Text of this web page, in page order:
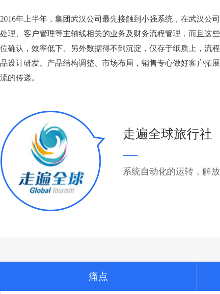
2016年上半年，集团武汉公司最先接触到小强系统，在武汉
处理、客户管理等主轴线相关的业务及财务流程管理，而且这
位确认，效率低下。另外数据得不到沉淀，仅存于纸质上，流
品设计研发、产品结构调整、市场布局，销售专心做好客户拓
流的传递。
走遍全球旅行社
系统自动化的运转，解
痛点